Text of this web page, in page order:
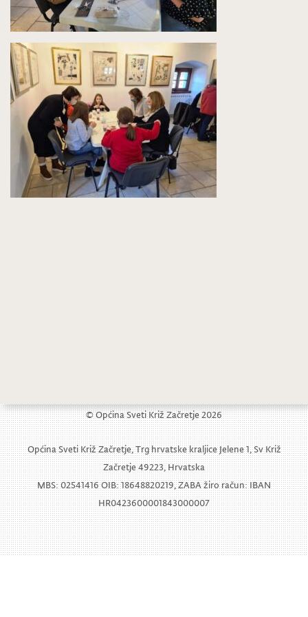
© Općina Sveti Križ Začretje 2026
Općina Sveti Križ Začretje, Trg hrvatske kraljice Jelene 1, Sv Križ
Začretje 49223, Hrvatska
MBS: 02541416 OIB: 18648820219, ZABA žiro račun: IBAN
HR0423600001843000007